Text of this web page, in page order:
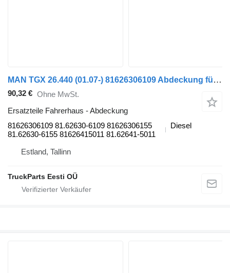
MAN TGX 26.440 (01.07-) 81626306109 Abdeckung für MAN TGL, TGM, TGS, TGX (2005-2021) Sattelzugmaschine
90,32 € Ohne MwSt.
Ersatzteile Fahrerhaus - Abdeckung
81626306109 81.62630-6109 81626306155
81.62630-6155 81626415011 81.62641-5011
Diesel
Estland, Tallinn
TruckParts Eesti OÜ